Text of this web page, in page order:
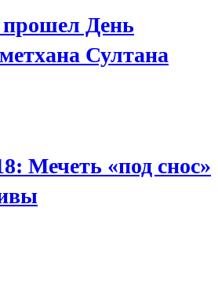
День
Султана
Мечеть «под снос»